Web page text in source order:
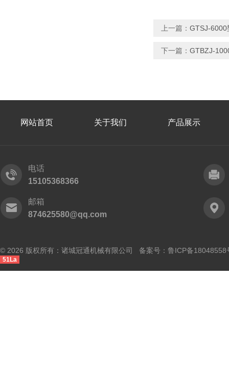
上一篇： GTSJ-6000
下一篇： GTBZJ-
网站首页 关于我们 产品展示
电话
15105368366
邮箱
874625580@qq.com
© 2026 版权所有：诸城冠通机械有限公司 备案号： 鲁ICP备18048558
51La